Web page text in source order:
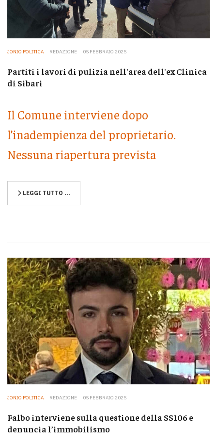
JONIO POLITICA REDAZIONE 05 FEBBRAIO 2025
Partiti i lavori di pulizia nell'area dell'ex Clinica
di Sibari
Il Comune interviene dopo
l’inadempienza del proprietario.
Nessuna riapertura prevista
LEGGI TUTTO …
JONIO POLITICA REDAZIONE 05 FEBBRAIO 2025
Falbo interviene sulla questione della SS106 e
denuncia l’immobilismo